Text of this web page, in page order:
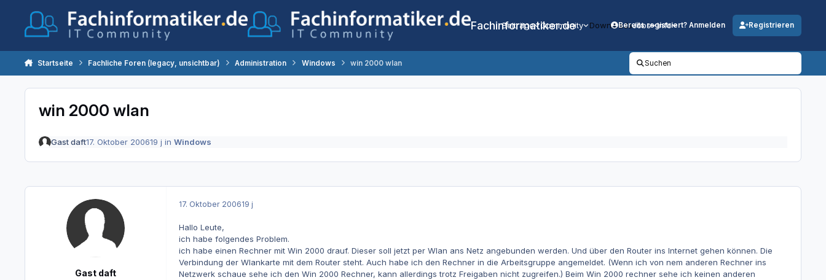
Fachinformatiker.de
Beiträge Community DownloadsJobs Info
Bereits registriert? Anmelden Registrieren
Startseite Fachliche Foren (legacy, unsichtbar) Administration Windows win 2000 wlan Suchen
win 2000 wlan
Gast daft17. Oktober 200619 j in Windows
Gast daft
17. Oktober 200619 j
Hallo Leute,
ich habe folgendes Problem.
ich habe einen Rechner mit Win 2000 drauf. Dieser soll jetzt per Wlan ans Netz angebunden werden. Und über den Router ins Internet gehen können. Die
Verbindung der Wlankarte mit dem Router steht. Auch habe ich den Rechner in die Arbeitsgruppe angemeldet. (Wenn ich von nem anderen Rechner ins
Netzwerk schaue sehe ich den Win 2000 Rechner, kann allerdings trotz Freigaben nicht zugreifen.) Beim Win 2000 rechner sehe ich keinen anderen